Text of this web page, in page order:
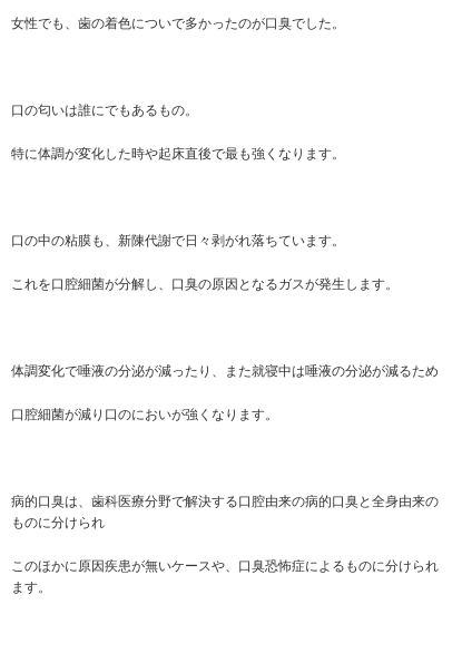
女性でも、歯の着色についで多かったのが口臭でした。
口の匂いは誰にでもあるもの。
特に体調が変化した時や起床直後で最も強くなります。
口の中の粘膜も、新陳代謝で日々剥がれ落ちています。
これを口腔細菌が分解し、口臭の原因となるガスが発生します。
体調変化で唾液の分泌が減ったり、また就寝中は唾液の分泌が減るため
口腔細菌が減り口のにおいが強くなります。
病的口臭は、歯科医療分野で解決する口腔由来の病的口臭と全身由来の
ものに分けられ
このほかに原因疾患が無いケースや、口臭恐怖症によるものに分けられ
ます。